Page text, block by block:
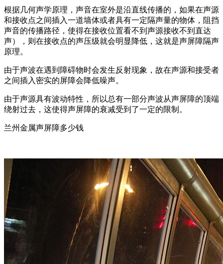
根据几何声学原理，声音在室外是沿直线传播的，如果在声源
和接收点之间插入一道墙体或者具有一定隔声量的物体，阻挡
声音的传播路径，使得在接收位置看不到声源接收不到直达
声），则在接收点的声压级就会明显降低，这就是声屏障隔声
原理。
由于声波在遇到障碍物时会发生反射现象，故在声源和接受者
之间插入密实的屏障会降低噪声。
由于声源具有波动特性，所以总有一部分声波从声屏障的顶端
绕射过去，这使得声屏障的衰减受到了一定的限制。
兰州金属声屏障多少钱